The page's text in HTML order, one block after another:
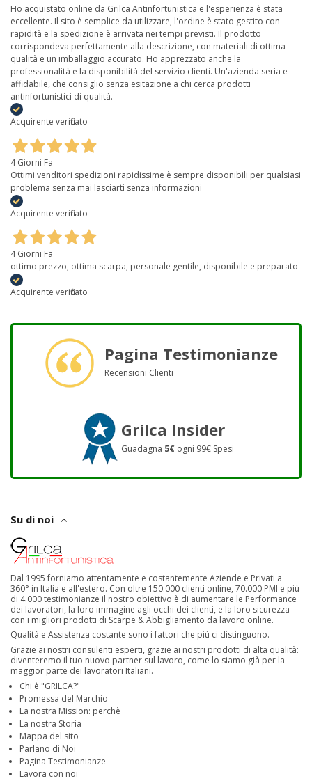
Ho acquistato online da Grilca Antinfortunistica e l'esperienza è stata
eccellente. Il sito è semplice da utilizzare, l'ordine è stato gestito con
rapidità e la spedizione è arrivata nei tempi previsti. Il prodotto
corrispondeva perfettamente alla descrizione, con materiali di ottima
qualità e un imballaggio accurato. Ho apprezzato anche la
professionalità e la disponibilità del servizio clienti. Un'azienda seria e
affidabile, che consiglio senza esitazione a chi cerca prodotti
antinfortunistici di qualità.
Acquirente verificato
4 Giorni Fa
Ottimi venditori spedizioni rapidissime è sempre disponibili per qualsiasi
problema senza mai lasciarti senza informazioni
Acquirente verificato
4 Giorni Fa
ottimo prezzo, ottima scarpa, personale gentile, disponibile e preparato
Acquirente verificato
Pagina Testimonianze
Recensioni Clienti
Grilca Insider
Guadagna 5€ ogni 99€ Spesi
Su di noi
Dal 1995 forniamo attentamente e costantemente Aziende e Privati a
360° in Italia e all'estero. Con oltre 150.000 clienti online, 70.000 PMI e più
di 4.000 testimonianze il nostro obiettivo è di aumentare le Performance
dei lavoratori, la loro immagine agli occhi dei clienti, e la loro sicurezza
con i migliori prodotti di Scarpe & Abbigliamento da lavoro online.
Qualità e Assistenza costante sono i fattori che più ci distinguono.
Grazie ai nostri consulenti esperti, grazie ai nostri prodotti di alta qualità:
diventeremo il tuo nuovo partner sul lavoro, come lo siamo già per la
maggior parte dei lavoratori Italiani.
Chi è "GRILCA?"
Promessa del Marchio
La nostra Mission: perchè
La nostra Storia
Mappa del sito
Parlano di Noi
Pagina Testimonianze
Lavora con noi